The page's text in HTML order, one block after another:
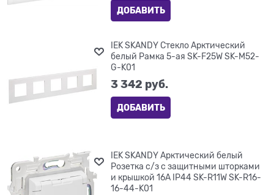
ДОБАВИТЬ
IEK SKANDY Стекло Арктический
белый Рамка 5-ая SK-F25W SK-M52-
G-K01
3 342 руб.
ДОБАВИТЬ
IEK SKANDY Арктический белый
Розетка с/з с защитными шторками
и крышкой 16А IP44 SK-R11W SK-R16-
16-44-K01